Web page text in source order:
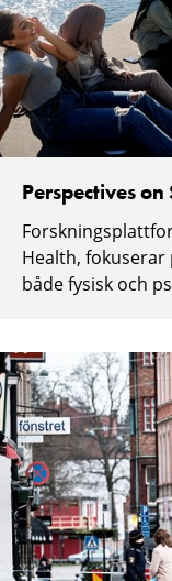
Perspectives
Health, fokuserar
både fysisk och